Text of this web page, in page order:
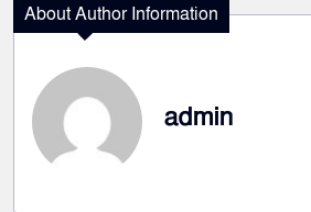
About Author Information
admin